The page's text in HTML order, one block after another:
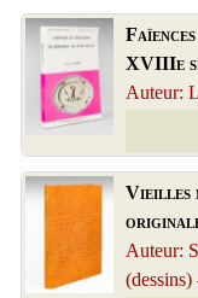
XVIIIe
Auteur:
Vieilles
Auteur: